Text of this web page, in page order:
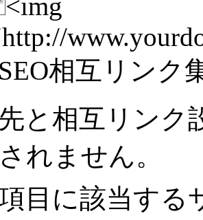
<img
相互リンク
と相互リンク
れません。
目に該当する